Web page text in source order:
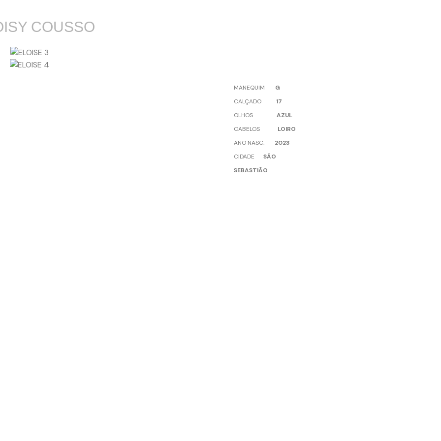
COUSSO
MANEQUIM G
CALÇADO 17
OLHOS
AZUL
CABELOS
LOIRO
ANO NASC. 2023
CIDADE SÃO
SEBASTIÃO